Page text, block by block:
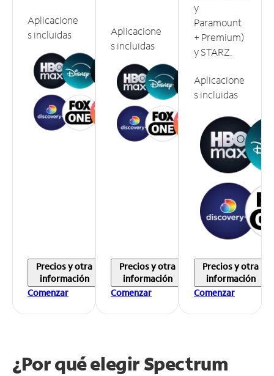
Aplicacione
s incluidas
Precios y otra
información
Comenzar
Aplicacione
s incluidas
Precios y otra
información
Comenzar
y
Paramount
+ Premium)
y STARZ.
Aplicacione
s incluidas
Precios y otra
información
Comenzar
¿Por qué elegir Spectrum